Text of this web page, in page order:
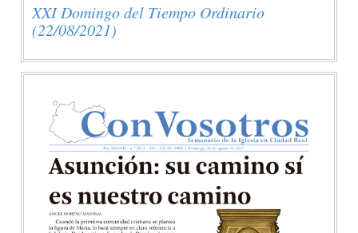
XXI Domingo del Tiempo Ordinario
(22/08/2021)